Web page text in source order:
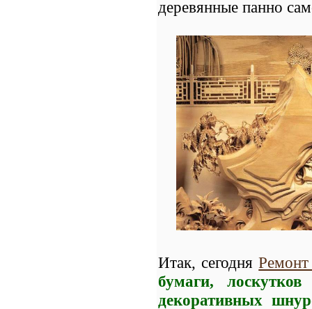
деревянные панно
Итак, сегодня
бумаги,
декоративных